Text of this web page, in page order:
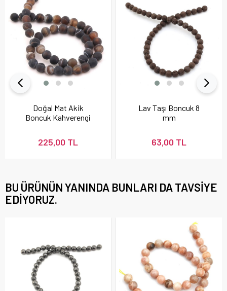
Doğal Mat Akik
Boncuk Kahverengi
225,00 TL
Lav Taşı Boncuk 8
mm
63,00 TL
BU ÜRÜNÜN YANINDA BUNLARI DA TAVSIYE
EDIYORUZ.